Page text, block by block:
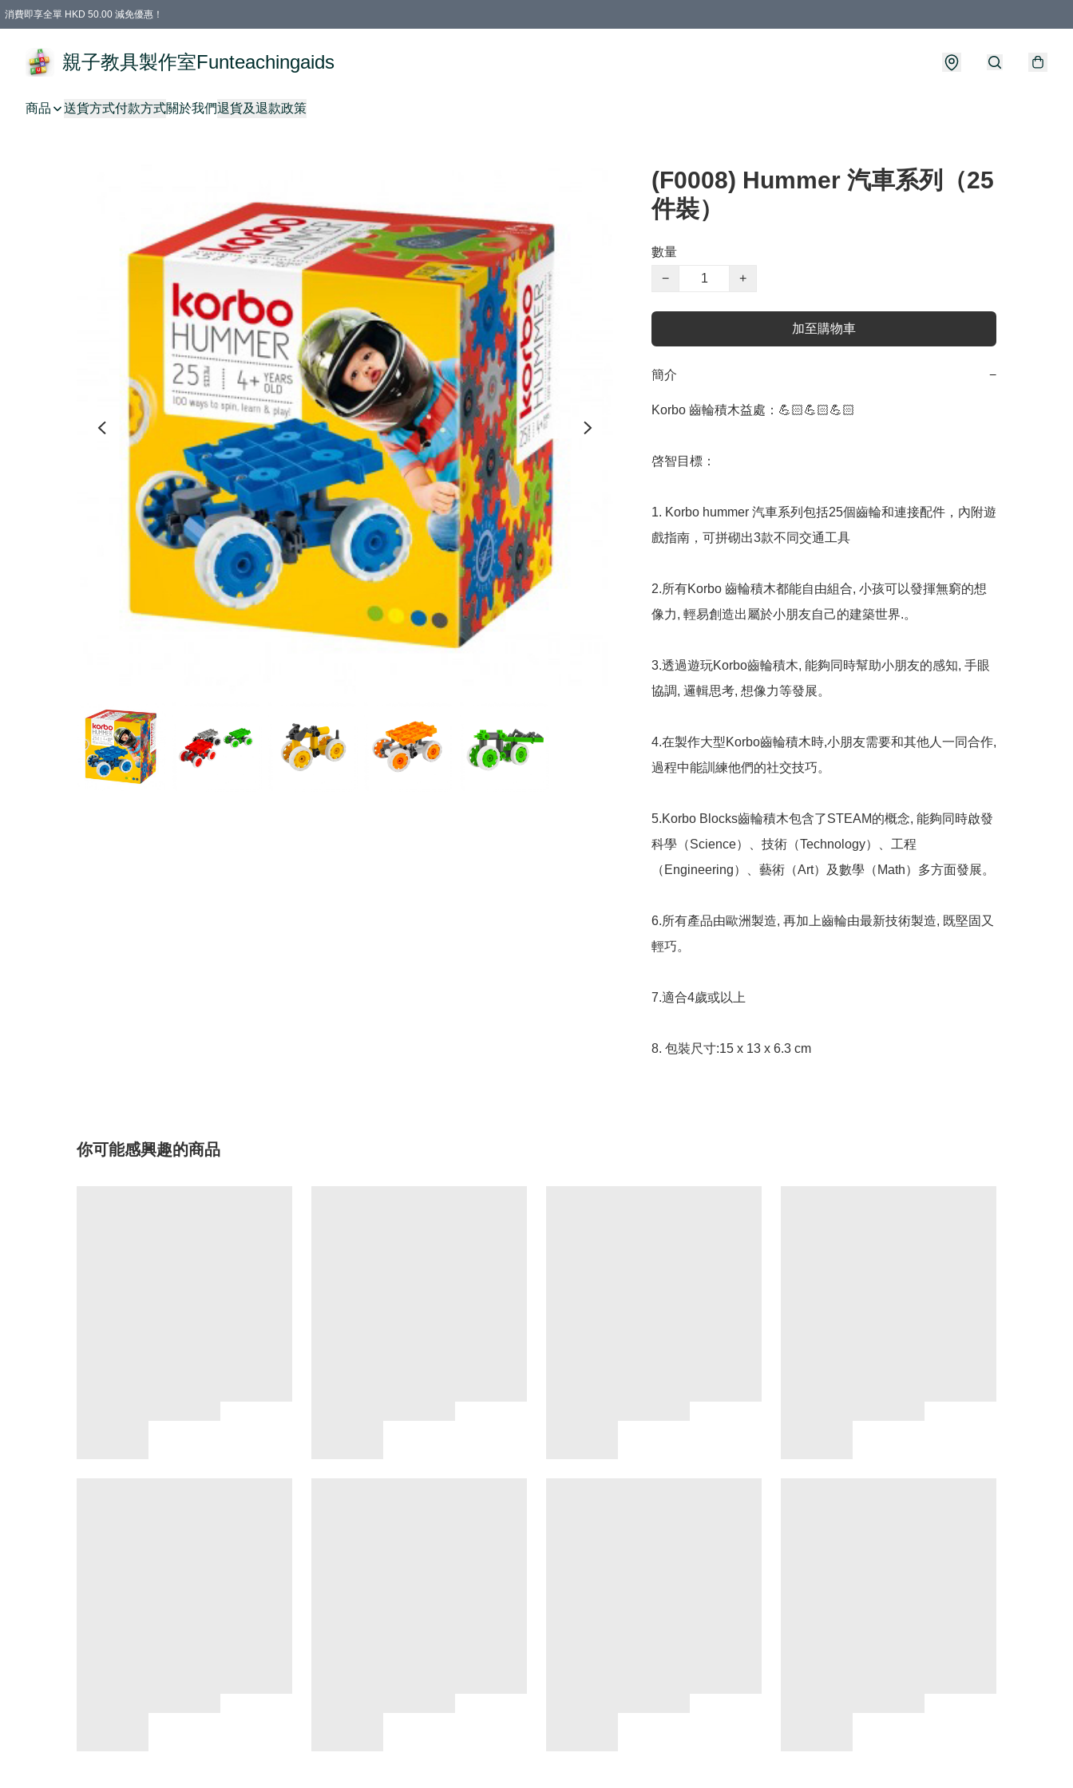
消費即享全單 HKD 50.00 減免優惠！
親子教具製作室Funteachingaids
商品 送貨方式付款方式關於我們退貨及退款政策
(F0008) Hummer 汽車系列（25
件裝）
數量
−
+
加至購物車
簡介 −
Korbo 齒輪積木益處：💪🏻💪🏻💪🏻
啓智目標：
1. Korbo hummer 汽車系列包括25個齒輪和連接配件，內附遊
戲指南，可拼砌出3款不同交通工具
2.所有Korbo 齒輪積木都能自由組合, 小孩可以發揮無窮的想
像力, 輕易創造出屬於小朋友自己的建築世界.。
3.透過遊玩Korbo齒輪積木, 能夠同時幫助小朋友的感知, 手眼
協調, 邏輯思考, 想像力等發展。
4.在製作大型Korbo齒輪積木時,小朋友需要和其他人一同合作,
過程中能訓練他們的社交技巧。
5.Korbo Blocks齒輪積木包含了STEAM的概念, 能夠同時啟發
科學（Science）、技術（Technology）、工程
（Engineering）、藝術（Art）及數學（Math）多方面發展。
6.所有產品由歐洲製造, 再加上齒輪由最新技術製造, 既堅固又
輕巧。
7.適合4歲或以上
8. 包裝尺寸:15 x 13 x 6.3 cm
你可能感興趣的商品